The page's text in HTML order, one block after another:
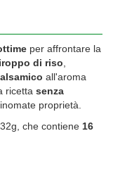
per affrontare la
di riso
all'aroma
ricetta senza
proprietà.
che contiene 16